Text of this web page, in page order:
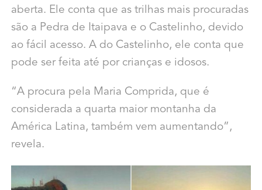
aberta. Ele conta que as trilhas mais procuradas
são a Pedra de Itaipava e o Castelinho, devido
ao fácil acesso. A do Castelinho, ele conta que
pode ser feita até por crianças e idosos.
“A procura pela Maria Comprida, que é
considerada a quarta maior montanha da
América Latina, também vem aumentando”,
revela.